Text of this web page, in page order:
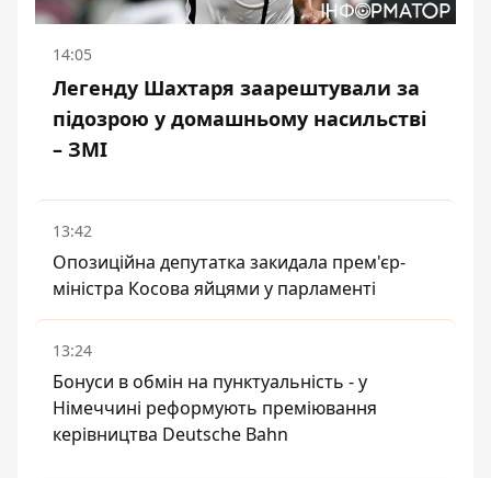
14:05
Легенду Шахтаря заарештували за
підозрою у домашньому насильстві
– ЗМІ
13:42
Опозиційна депутатка закидала прем'єр-
міністра Косова яйцями у парламенті
13:24
Бонуси в обмін на пунктуальність - у
Німеччині реформують преміювання
керівництва Deutsche Bahn